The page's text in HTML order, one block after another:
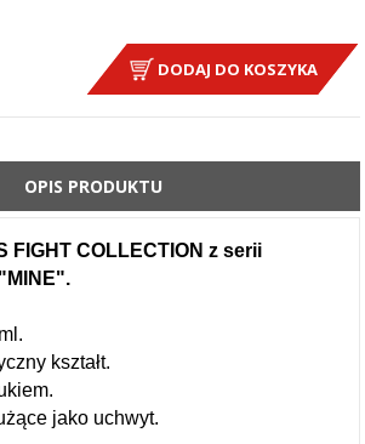
DODAJ DO KOSZYKA
OPIS PRODUKTU
FIGHT COLLECTION z serii
kształt.
jako uchwyt.